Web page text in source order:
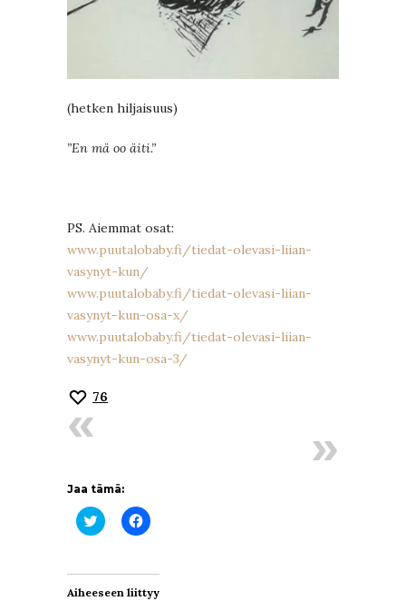
(hetken hiljaisuus)
”En mä oo äiti.”
PS. Aiemmat osat:
www.puutalobaby.fi/tiedat-olevasi-liian-
vasynyt-kun/
www.puutalobaby.fi/tiedat-olevasi-liian-
vasynyt-kun-osa-x/
www.puutalobaby.fi/tiedat-olevasi-liian-
vasynyt-kun-osa-3/
76
Jaa tämä:
Jaa
Twitterissä(Avautuu
Jaa
Facebookissa(Avautuu
Aiheeseen liittyy